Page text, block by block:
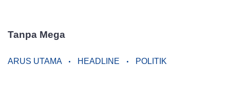
Tanpa Mega
ARUS UTAMA HEADLINE POLITIK